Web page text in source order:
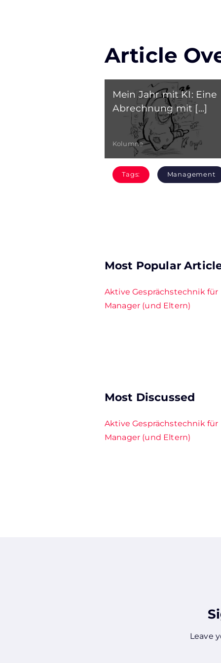
Article
Mein Jahr mit KI: Eine
Abrechnung mit [...]
Kolumne
Tags: Management
Most Popular
Aktive Gesprächstechnik für
Manager (und Eltern)
Most Discussed
Aktive Gesprächstechnik für
Manager (und Eltern)
Leave